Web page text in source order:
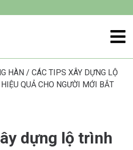
HÀN / CÁC TIPS XÂY DỰNG LỘ
QUẢ CHO NGƯỜI MỚI BẮT
dựng lộ trình